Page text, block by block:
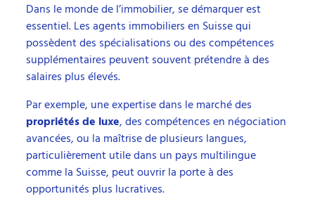
Dans le monde de l’immobilier, se démarquer est
essentiel. Les agents immobiliers en Suisse qui
possèdent des spécialisations ou des compétences
supplémentaires peuvent souvent prétendre à des
salaires plus élevés.
Par exemple, une expertise dans le marché des
propriétés de luxe, des compétences en négociation
avancées, ou la maîtrise de plusieurs langues,
particulièrement utile dans un pays multilingue
comme la Suisse, peut ouvrir la porte à des
opportunités plus lucratives.